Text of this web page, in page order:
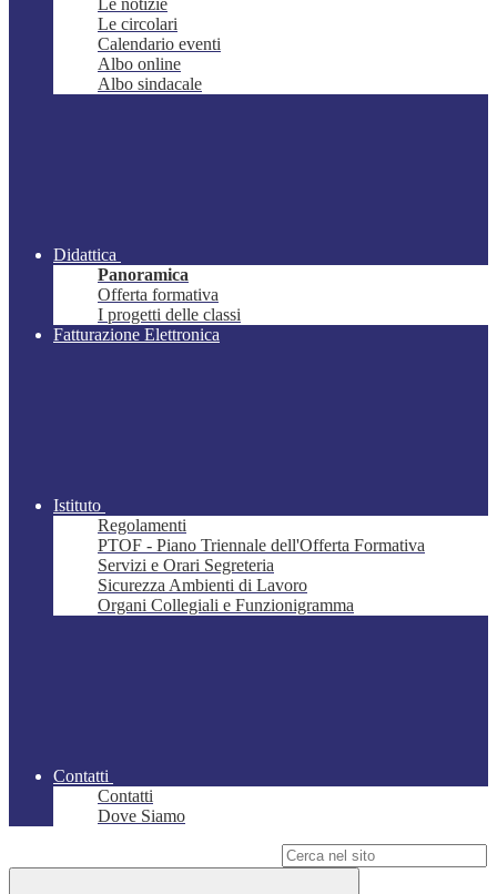
Le notizie
Le circolari
Calendario eventi
Albo online
Albo sindacale
Didattica
Panoramica
Offerta formativa
I progetti delle classi
Fatturazione Elettronica
Istituto
Regolamenti
PTOF - Piano Triennale dell'Offerta Formativa
Servizi e Orari Segreteria
Sicurezza Ambienti di Lavoro
Organi Collegiali e Funzionigramma
Contatti
Contatti
Dove Siamo